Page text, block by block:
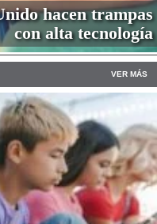
hacen trampas
con alta tecnología
VER MÁS